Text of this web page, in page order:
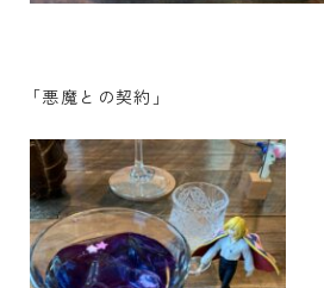
「悪魔との契約」